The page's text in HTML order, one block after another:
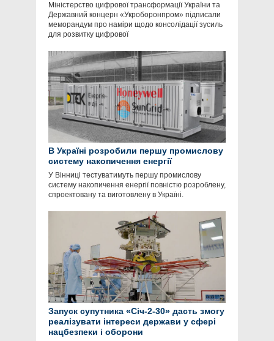
Міністерство цифрової трансформації України та
Державний концерн «Укроборонпром» підписали
меморандум про наміри щодо консолідації зусиль
для розвитку цифрової
В Україні розробили першу промислову
систему накопичення енергії
У Вінниці тестуватимуть першу промислову
систему накопичення енергії повністю розроблену,
спроектовану та виготовлену в Україні.
Запуск супутника «Січ-2-30» дасть змогу
реалізувати інтереси держави у сфері
нацбезпеки і оборони